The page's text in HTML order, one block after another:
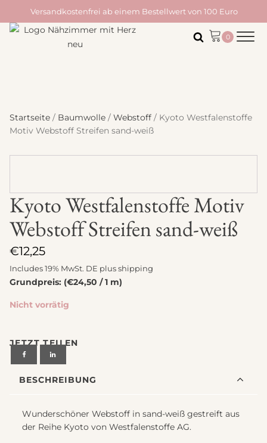
Versandkostenfrei ab einem Bestellwert von 100 Euro
Startseite / Baumwolle / Webstoff / Kyoto Westfalenstoffe
Motiv Webstoff Streifen sand-weiß
Kyoto Westfalenstoffe Motiv
Webstoff Streifen sand-weiß
€12,25
Includes 19% MwSt. DE plusshipping
Grundpreis: (€24,50 / 1 m)
Nicht vorrätig
JETZT TEILEN
BESCHREIBUNG
Wunderschöner Webstoff in sand-weiß gestreift aus
der Reihe Kyoto von Westfalenstoffe AG.